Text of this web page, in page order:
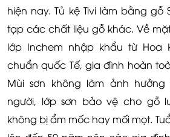
hiện nay. Tủ kệ Tivi làm bằng gỗ
tạp các chất liệu gỗ khác. Về
lớp Inchem nhập khẩu từ Hoa
chuẩn quốc Tế, gia đình hoàn
Mùi sơn không làm ảnh
người, lớp sơn bảo vệ cho gỗ
không bị ẩm mốc hay mối mọt.